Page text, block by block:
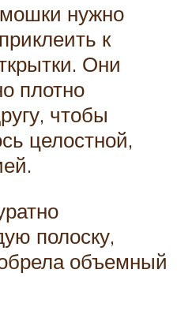
нужно
к
Они
плотно
чтобы
целостной,
полоску,
объемный